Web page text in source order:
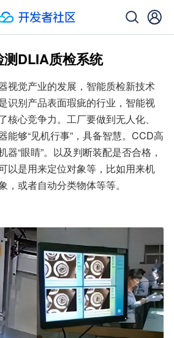
DLIA质检系统
视觉产业的发展，智能质检新技术
识别产品表面瑕疵的行业，智能视
核心竞争力。工厂要做到无人化、
能够“见机行事”，具备智慧。CCD高
“眼睛”。以及判断装配是否合格，
以是用来定位对象等，比如用来机
，或者自动分类物体等等。